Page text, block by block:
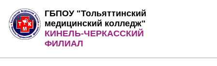
ГБПОУ "Тольяттинский
медицинский колледж"
КИНЕЛЬ-ЧЕРКАССКИЙ
ФИЛИАЛ